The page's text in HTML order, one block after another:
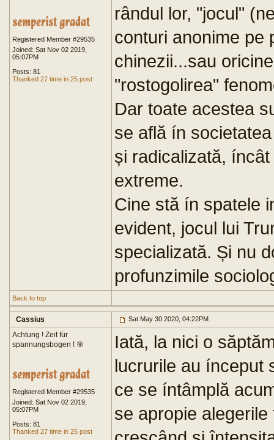
Registered Member #29535
Joined: Sat Nov 02 2019,
05:07PM
Posts: 81
Thanked 27 time in 25 post
rândul lor, "jocul"
conturi anonime pe
chinezii...sau
"rostogolirea"
Dar toate acestea
se află ín
și radicalizată,
extreme.
Cine stă ín spatele
evident, jocul lui
specializată. Și nu
profunzimile
Back to top
Cassius Sat May 30 2020, 04:22PM
Achtung ! Zeit für
spannungsbogen ! 🎯
Registered Member #29535
Joined: Sat Nov 02 2019,
05:07PM
Posts: 81
Thanked 27 time in 25 post
Iată, la nici o
lucrurile au ínceput
ce se íntâmplă
se apropie